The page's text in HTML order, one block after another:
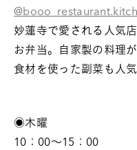
妙蓮寺で愛される人気
お弁当。自家製の料理
食材を使った副菜も人
◉木曜
10：00～15：00